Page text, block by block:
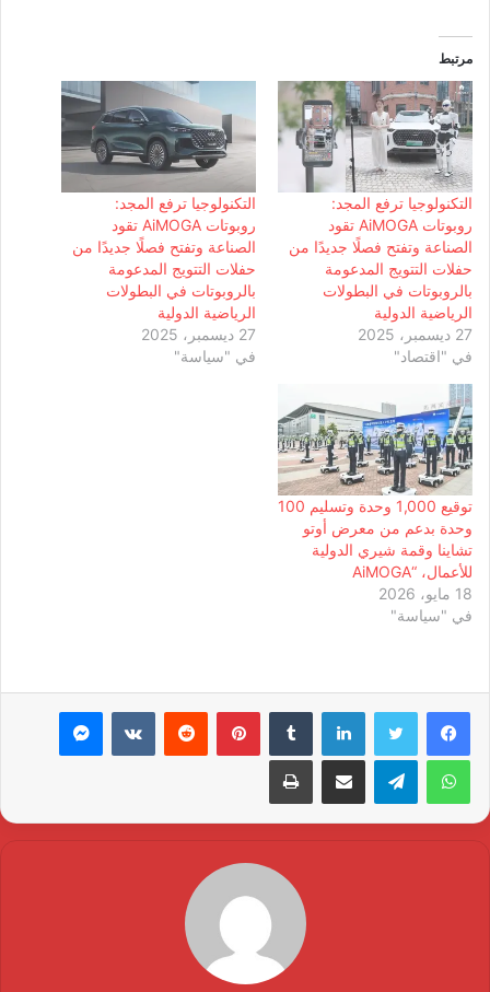
مرتبط
التكنولوجيا ترفع المجد:
روبوتات AiMOGA تقود
الصناعة وتفتح فصلًا جديدًا من
حفلات التتويج المدعومة
بالروبوتات في البطولات
الرياضية الدولية
27 ديسمبر، 2025
في "اقتصاد"
التكنولوجيا ترفع المجد:
روبوتات AiMOGA تقود
الصناعة وتفتح فصلًا جديدًا من
حفلات التتويج المدعومة
بالروبوتات في البطولات
الرياضية الدولية
27 ديسمبر، 2025
في "سياسة"
توقيع 1,000 وحدة وتسليم 100
وحدة بدعم من معرض أوتو
تشاينا وقمة شيري الدولية
للأعمال، “AiMOGA
18 مايو، 2026
في "سياسة"
لينكدإن بينتيريست ماسنجر
واتساب تيلقرام مشاركة عبر البريد طباعة